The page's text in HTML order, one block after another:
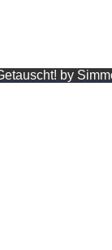
by